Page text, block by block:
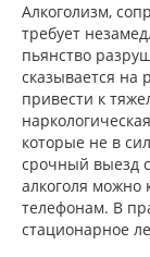
Алкоголизм,
требует
пьянство
сказывается на
привести к
которые не в
срочный выезд
алкоголя можно
телефонам. В
стационарное